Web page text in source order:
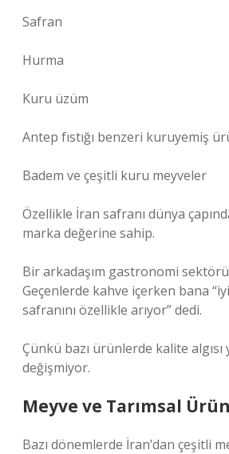
Safran
Hurma
Kuru üzüm
Antep fıstığı benzeri kuruyemiş
Badem ve çeşitli kuru meyveler
Özellikle İran safranı dünya
marka değerine sahip.
Bir arkadaşım gastronomi
Geçenlerde kahve içerken bana
safranını özellikle arıyor” dedi.
Çünkü bazı ürünlerde kalite algısı
değişmiyor.
Meyve ve Tarımsal
Bazı dönemlerde İran’dan çeşitli